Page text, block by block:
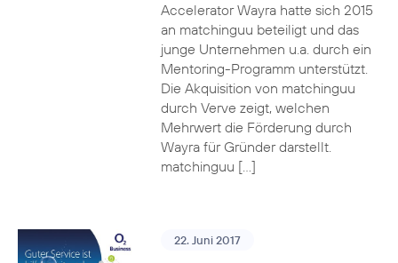
Accelerator Wayra hatte sich 2015
an matchinguu beteiligt und das
junge Unternehmen u.a. durch ein
Mentoring-Programm unterstützt.
Die Akquisition von matchinguu
durch Verve zeigt, welchen
Mehrwert die Förderung durch
Wayra für Gründer darstellt.
matchinguu […]
22. Juni 2017